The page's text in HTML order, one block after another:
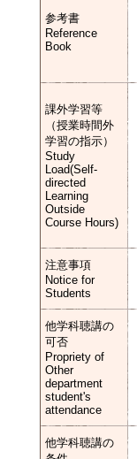
参考書
Reference
Book
課外学習等
（授業時間外
学習の指示）
Study
Load(Self-
directed
Learning
Outside
Course Hours)
注意事項
Notice for
Students
他学科聴講の
可否
Propriety of
Other
department
student's
attendance
他学科聴講の